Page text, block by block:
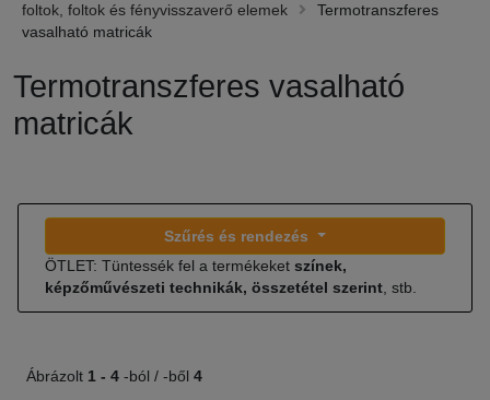
foltok, foltok és fényvisszaverő elemek
Termotranszferes
vasalható matricák
Termotranszferes vasalható
matricák
Szűrés és rendezés
ÖTLET: Tüntessék fel a termékeket színek,
képzőművészeti technikák, összetétel szerint , stb.
Ábrázolt 1 - 4 -ból / -ből 4